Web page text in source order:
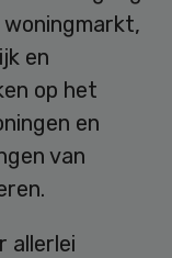
en
op het
en
van
allerlei